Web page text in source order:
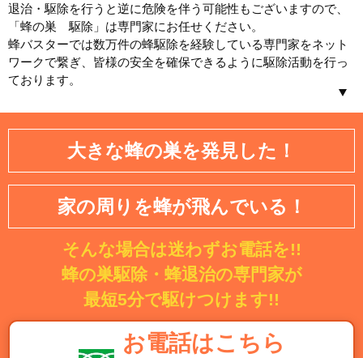
退治・駆除を行うと逆に危険を伴う可能性もございますので、
「蜂の巣 駆除」は専門家にお任せください。
蜂バスターでは数万件の蜂駆除を経験している専門家をネット
ワークで繋ぎ、皆様の安全を確保できるように駆除活動を行っ
ております。
北海道／東北
北海道
青森県
岩手県
宮城県
秋田県
山形県
福島県
関東
茨城県
埼玉県
千葉県
東京都
大きな蜂の巣を発見した！
家の周りを蜂が飛んでいる！
そんな場合は迷わずお電話を!!
蜂の巣駆除・蜂退治の専門家が
最短5分で駆けつけます!!
お電話はこちら